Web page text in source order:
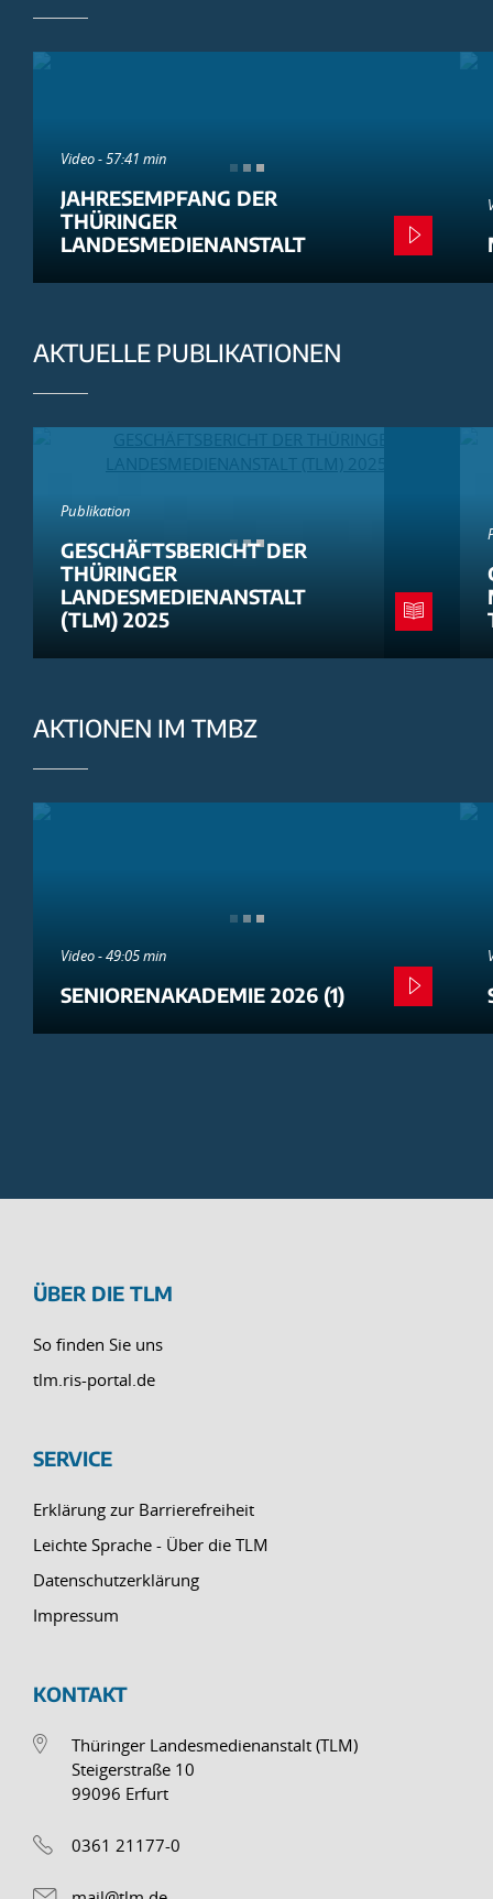
Video - 57:41 min
JAHRESEMPFANG DER
THÜRINGER
LANDESMEDIENANSTALT
AKTUELLE PUBLIKATIONEN
Publikation
GESCHÄFTSBERICHT DER
THÜRINGER
LANDESMEDIENANSTALT
(TLM) 2025
AKTIONEN IM TMBZ
Video - 49:05 min
SENIORENAKADEMIE 2026 (1)
ÜBER DIE TLM
So finden Sie uns
tlm.ris-portal.de
SERVICE
Erklärung zur Barrierefreiheit
Leichte Sprache - Über die TLM
Datenschutzerklärung
Impressum
KONTAKT
Thüringer Landesmedienanstalt (TLM)
Steigerstraße 10
99096 Erfurt
0361 21177-0